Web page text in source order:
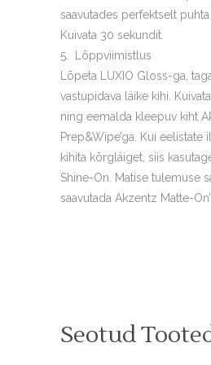
saavutades perfektselt
Kuivata 30 sekundit.
Lõppviimistlus
Lõpeta LUXIO Gloss-ga,
vastupidava läike kihi.
ning eemalda kleepuv kiht
Prep&Wipe’ga. Kui eelistate
kihita kõrgläiget, siis
Shine-On. Matise tulemuse
saavutada Akzentz Matte-
Seotud